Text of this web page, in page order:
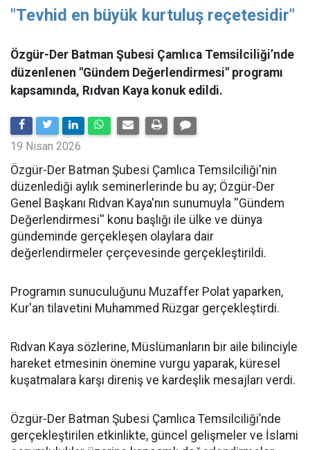
"Tevhid en büyük kurtuluş reçetesidir"
Özgür-Der Batman Şubesi Çamlıca Temsilciliği’nde
düzenlenen "Gündem Değerlendirmesi" programı
kapsamında, Rıdvan Kaya konuk edildi.
19 Nisan 2026
​Özgür-Der Batman Şubesi Çamlıca Temsilciliği'nin
düzenlediği aylık seminerlerinde bu ay; Özgür-Der
Genel Başkanı Rıdvan Kaya'nın sunumuyla ''Gündem
Değerlendirmesi'' konu başlığı ile ülke ve dünya
gündeminde gerçekleşen olaylara dair
değerlendirmeler çerçevesinde gerçekleştirildi.
Programın sunuculuğunu Muzaffer Polat yaparken,
Kur'an tilavetini Muhammed Rüzgar gerçekleştirdi.
Rıdvan Kaya sözlerine, Müslümanların bir aile bilinciyle
hareket etmesinin önemine vurgu yaparak, küresel
kuşatmalara karşı direniş ve kardeşlik mesajları verdi.
Özgür-Der Batman Şubesi Çamlıca Temsilciliği’nde
gerçekleştirilen etkinlikte, güncel gelişmeler ve İslami